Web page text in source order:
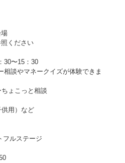
ください
30〜15：30
相談やマネークイズが体験できま
ょこっと相談
用）など
フルステージ